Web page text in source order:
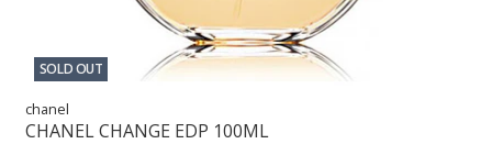
SOLD OUT
chanel
CHANEL CHANGE EDP 100ML